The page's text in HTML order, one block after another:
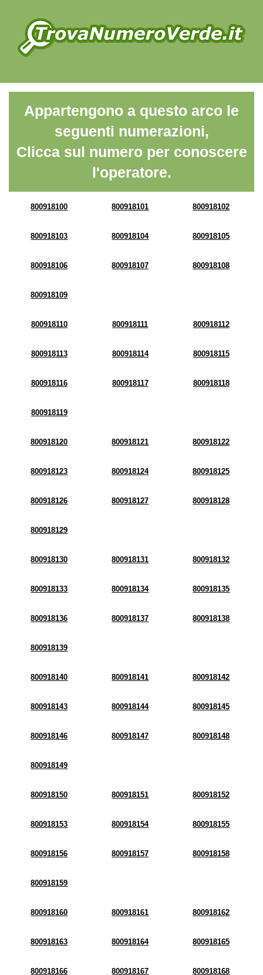
Appartengono a questo arco le
seguenti numerazioni,
Clicca sul numero per conoscere
l'operatore.
800918100 800918101 800918102
800918103 800918104 800918105
800918106 800918107 800918108
800918109
800918110 800918111 800918112
800918113 800918114 800918115
800918116 800918117 800918118
800918119
800918120 800918121 800918122
800918123 800918124 800918125
800918126 800918127 800918128
800918129
800918130 800918131 800918132
800918133 800918134 800918135
800918136 800918137 800918138
800918139
800918140 800918141 800918142
800918143 800918144 800918145
800918146 800918147 800918148
800918149
800918150 800918151 800918152
800918153 800918154 800918155
800918156 800918157 800918158
800918159
800918160 800918161 800918162
800918163 800918164 800918165
800918166 800918167 800918168